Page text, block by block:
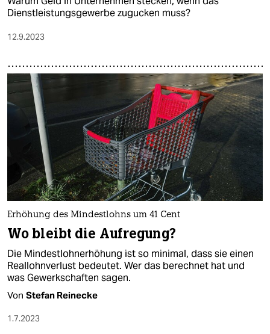
Dienstleistungsgewerbe zugucken muss?
12.9.2023
Erhöhung des Mindestlohns um 41 Cent
Wo bleibt die Aufregung?
Die Mindestlohnerhöhung ist so minimal, dass sie einen
Reallohnverlust bedeutet. Wer das berechnet hat und
was Gewerkschaften sagen.
Von Stefan Reinecke
1.7.2023